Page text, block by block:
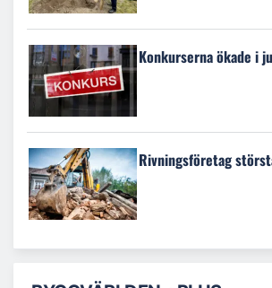
Konkurserna ökade i
Rivningsföretag